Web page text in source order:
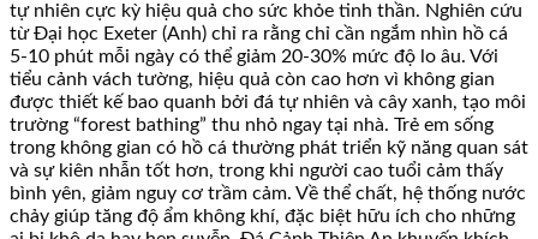
tự nhiên cực kỳ hiệu quả cho sức khỏe tinh thần. Nghiên cứu
từ Đại học Exeter (Anh) chỉ ra rằng chỉ cần ngắm nhìn hồ cá
5-10 phút mỗi ngày có thể giảm 20-30% mức độ lo âu. Với
tiểu cảnh vách tường, hiệu quả còn cao hơn vì không gian
được thiết kế bao quanh bởi đá tự nhiên và cây xanh, tạo môi
trường “forest bathing” thu nhỏ ngay tại nhà. Trẻ em sống
trong không gian có hồ cá thường phát triển kỹ năng quan sát
và sự kiên nhẫn tốt hơn, trong khi người cao tuổi cảm thấy
bình yên, giảm nguy cơ trầm cảm. Về thể chất, hệ thống nước
chảy giúp tăng độ ẩm không khí, đặc biệt hữu ích cho những